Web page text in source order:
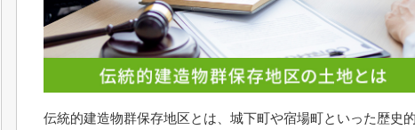
伝統的建造物群保存地区とは、城下町や宿場町といった歴史